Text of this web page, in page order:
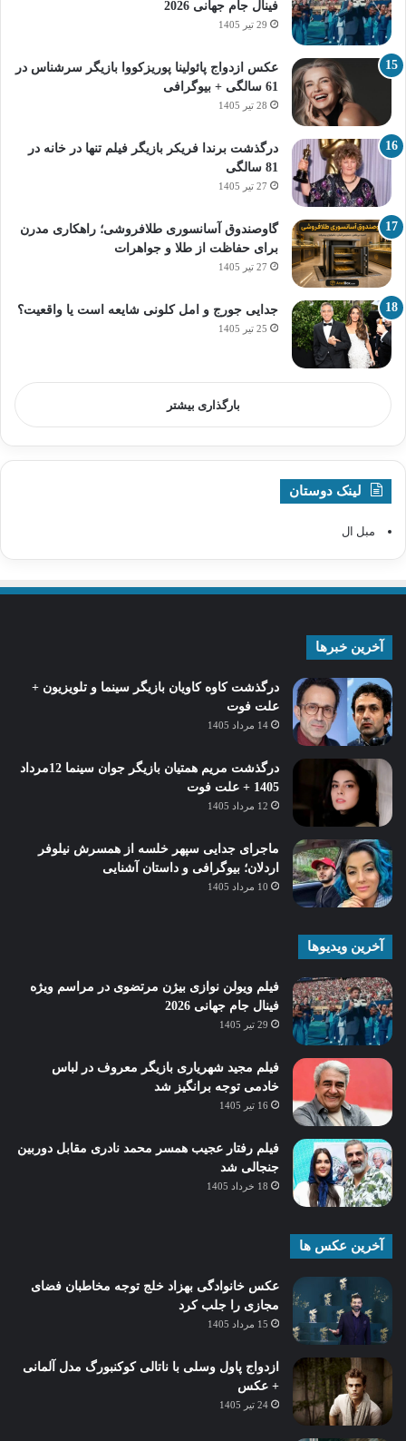
فینال جام جهانی 2026
29 تیر 1405
عکس ازدواج پائولینا پوریزکووا بازیگر سرشناس در
61 سالگی + بیوگرافی
28 تیر 1405
درگذشت برندا فریکر بازیگر فیلم تنها در خانه در
81 سالگی
27 تیر 1405
گاوصندوق آسانسوری طلافروشی؛ راهکاری مدرن
برای حفاظت از طلا و جواهرات
27 تیر 1405
جدایی جورج و امل کلونی شایعه است یا واقعیت؟
25 تیر 1405
بارگذاری بیشتر
لینک دوستان
مبل ال
آخرین خبرها
درگذشت کاوه کاویان بازیگر سینما و تلویزیون +
علت فوت
14 مرداد 1405
درگذشت مریم همتیان بازیگر جوان سینما 12مرداد
1405 + علت فوت
12 مرداد 1405
ماجرای جدایی سپهر خلسه از همسرش نیلوفر
اردلان؛ بیوگرافی و داستان آشنایی
10 مرداد 1405
آخرین ویدیوها
فیلم ویولن نوازی بیژن مرتضوی در مراسم ویژه
فینال جام جهانی 2026
29 تیر 1405
فیلم مجید شهریاری بازیگر معروف در لباس
خادمی توجه برانگیز شد
16 تیر 1405
فیلم رفتار عجیب همسر محمد نادری مقابل دوربین
جنجالی شد
18 خرداد 1405
آخرین عکس ها
عکس خانوادگی بهزاد خلج توجه مخاطبان فضای
مجازی را جلب کرد
15 مرداد 1405
ازدواج پاول وسلی با ناتالی کوکنبورگ مدل آلمانی
+ عکس
24 تیر 1405